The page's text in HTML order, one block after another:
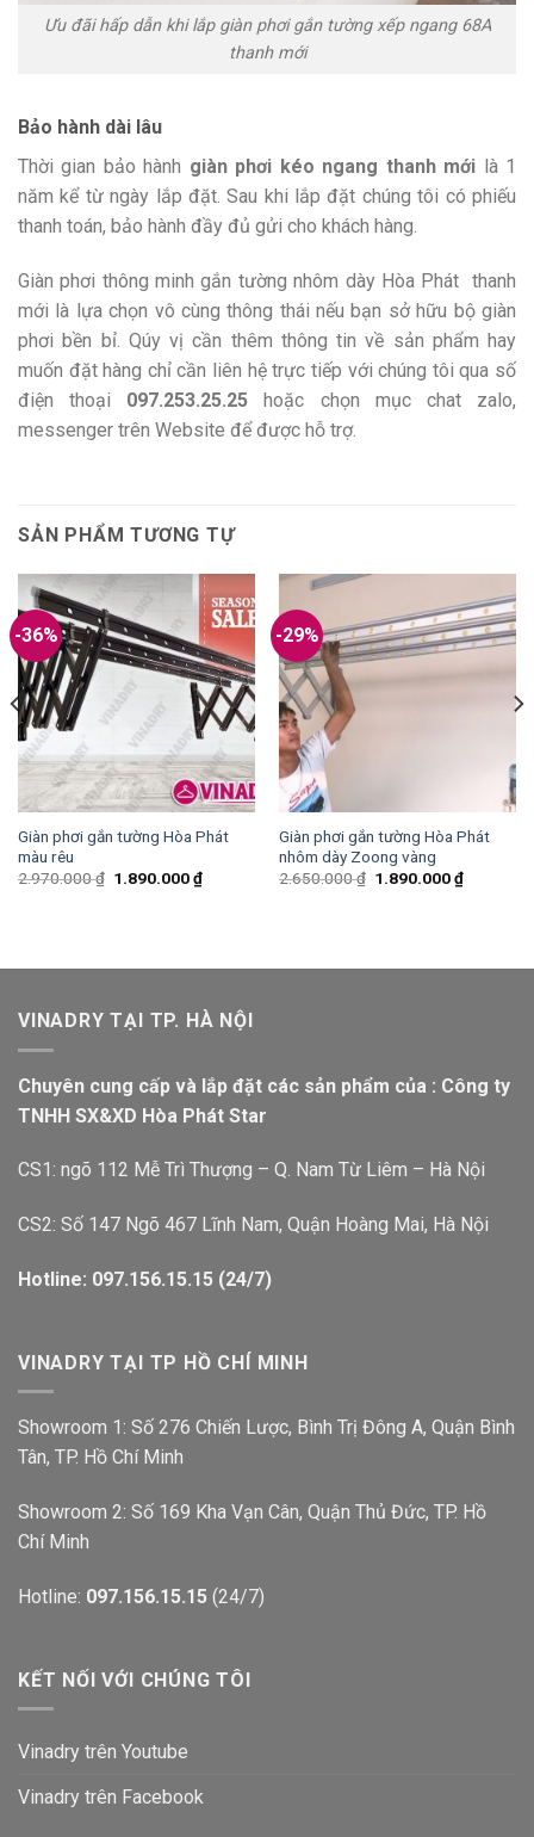
Ưu đãi hấp dẫn khi lắp giàn phơi gắn tường xếp ngang 68A
thanh mới
Bảo hành dài lâu
Thời gian bảo hành giàn phơi kéo ngang thanh mới là 1
năm kể từ ngày lắp đặt. Sau khi lắp đặt chúng tôi có phiếu
thanh toán, bảo hành đầy đủ gửi cho khách hàng.
Giàn phơi thông minh gắn tường nhôm dày Hòa Phát thanh
mới là lựa chọn vô cùng thông thái nếu bạn sở hữu bộ giàn
phơi bền bỉ. Qúy vị cần thêm thông tin về sản phẩm hay
muốn đặt hàng chỉ cần liên hệ trực tiếp với chúng tôi qua số
điện thoại 097.253.25.25 hoặc chọn mục chat zalo,
messenger trên Website để được hỗ trợ.
SẢN PHẨM TƯƠNG TỰ
-36%
Giàn phơi gắn tường Hòa Phát
màu rêu
2.970.000₫ 1.890.000₫
-29%
Giàn phơi gắn tường Hòa Phát
nhôm dày Zoong vàng
2.650.000₫ 1.890.000₫
VINADRY TẠI TP. HÀ NỘI
Chuyên cung cấp và lắp đặt các sản phẩm của : Công ty
TNHH SX&XD Hòa Phát Star
CS1: ngõ 112 Mễ Trì Thượng – Q. Nam Từ Liêm – Hà Nội
CS2: Số 147 Ngõ 467 Lĩnh Nam, Quận Hoàng Mai, Hà Nội
Hotline: 097.156.15.15 (24/7)
VINADRY TẠI TP HỒ CHÍ MINH
Showroom 1: Số 276 Chiến Lược, Bình Trị Đông A, Quận Bình
Tân, TP. Hồ Chí Minh
Showroom 2: Số 169 Kha Vạn Cân, Quận Thủ Đức, TP. Hồ
Chí Minh
Hotline: 097.156.15.15 (24/7)
KẾT NỐI VỚI CHÚNG TÔI
Vinadry trên Youtube
Vinadry trên Facebook